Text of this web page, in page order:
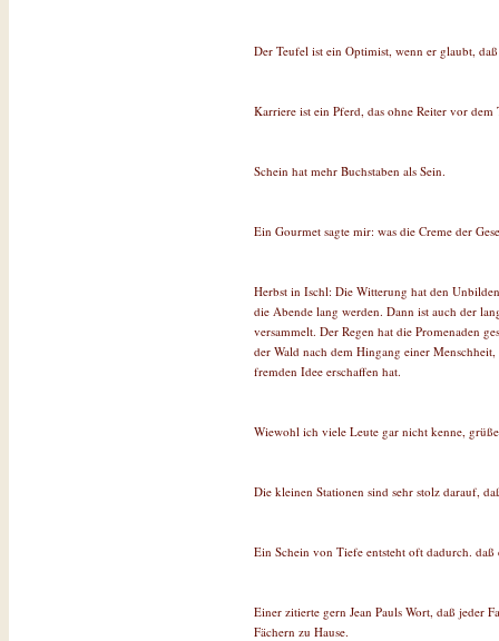
Der Teufel ist ein Optimist, wenn er glaubt,
Karriere ist ein Pferd, das ohne Reiter vor
Schein hat mehr Buchstaben als Sein.
Ein Gourmet sagte mir: was die Creme der
Herbst in Ischl: Die Witterung hat den
die Abende lang werden. Dann ist auch der
versammelt. Der Regen hat die Promenaden
der Wald nach dem Hingang einer
fremden Idee erschaffen hat.
Wiewohl ich viele Leute gar nicht kenne,
Die kleinen Stationen sind sehr stolz darauf,
Ein Schein von Tiefe entsteht oft dadurch.
Einer zitierte gern Jean Pauls Wort, daß jeder
Fächern zu Hause.